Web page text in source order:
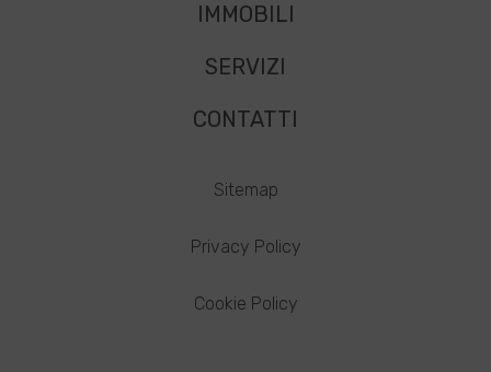
IMMOBILI
SERVIZI
CONTATTI
Sitemap
Privacy Policy
Cookie Policy